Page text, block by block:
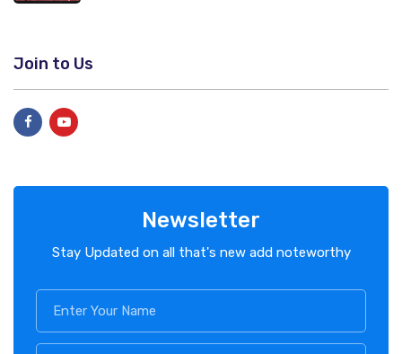
Join to Us
Newsletter
Stay Updated on all that's new add noteworthy